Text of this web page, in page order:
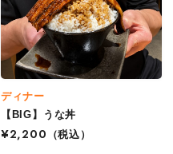
ディナー
【BIG】うな丼
¥2,200
（税込）